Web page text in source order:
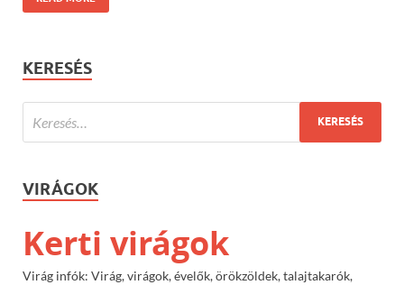
KERESÉS
VIRÁGOK
Kerti virágok
Virág infók: Virág, virágok, évelők, örökzöldek, talajtakarók,